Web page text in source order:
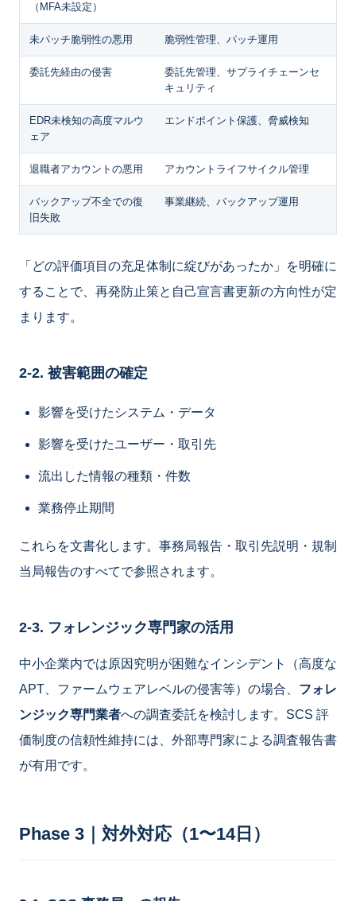
（MFA未設定）
未パッチ脆弱性の悪用 脆弱性管理、パッチ運用
委託先経由の侵害
委託先管理、サプライチェーンセ
キュリティ
EDR未検知の高度マルウ
ェア
エンドポイント保護、脅威検知
退職者アカウントの悪用 アカウントライフサイクル管理
バックアップ不全での復
旧失敗
事業継続、バックアップ運用
「どの評価項目の充足体制に綻びがあったか」を明確に
することで、再発防止策と自己宣言書更新の方向性が定
まります。
2-2. 被害範囲の確定
影響を受けたシステム・データ
影響を受けたユーザー・取引先
流出した情報の種類・件数
業務停止期間
これらを文書化します。事務局報告・取引先説明・規制
当局報告のすべてで参照されます。
2-3. フォレンジック専門家の活用
中小企業内では原因究明が困難なインシデント（高度な
APT、ファームウェアレベルの侵害等）の場合、 フォレ
ンジック専門業者への調査委託を検討します。SCS 評
価制度の信頼性維持には、外部専門家による調査報告書
が有用です。
Phase 3｜対外対応（1〜14日）